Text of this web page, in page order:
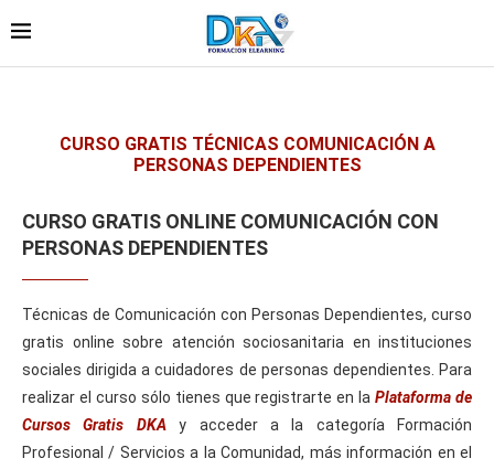
CURSO GRATIS TÉCNICAS COMUNICACIÓN A
PERSONAS DEPENDIENTES
CURSO GRATIS ONLINE COMUNICACIÓN CON
PERSONAS DEPENDIENTES
Técnicas de Comunicación con Personas Dependientes, curso
gratis online sobre atención sociosanitaria en instituciones
sociales dirigida a cuidadores de personas dependientes. Para
realizar el curso sólo tienes que registrarte en laPlataforma de
Cursos Gratis DKAy acceder a la categoría Formación
Profesional / Servicios a la Comunidad, más información en el